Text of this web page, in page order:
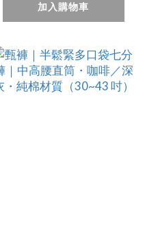
加入購物車